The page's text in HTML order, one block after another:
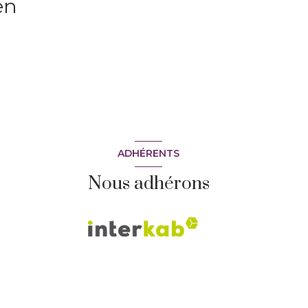
ADHÉRENTS
Nous adhérons